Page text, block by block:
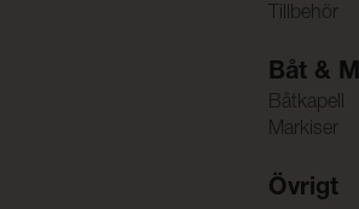
Tillbehör
Båt &
Båtkapell
Markiser
Övrigt